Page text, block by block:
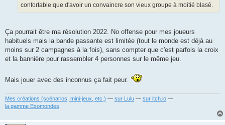
confortable que d'avoir un convaincre son vieux groupe à moitié blasé.
Ça pourrait être ma résolution 2022. No offense pour mes joueurs
habituels mais la bande passante est limitée (tout le monde est déjà au
moins sur 2 campagnes à la fois), sans compter que c'est parfois la croix
et la bannière pour rassembler 4 personnes sur le même jeu.
Mais jouer avec des inconnus ça fait peur.
Mes créations (scénarios, mini-jeux, etc.) — sur Lulu — sur itch.io —
la gamme Exomondes